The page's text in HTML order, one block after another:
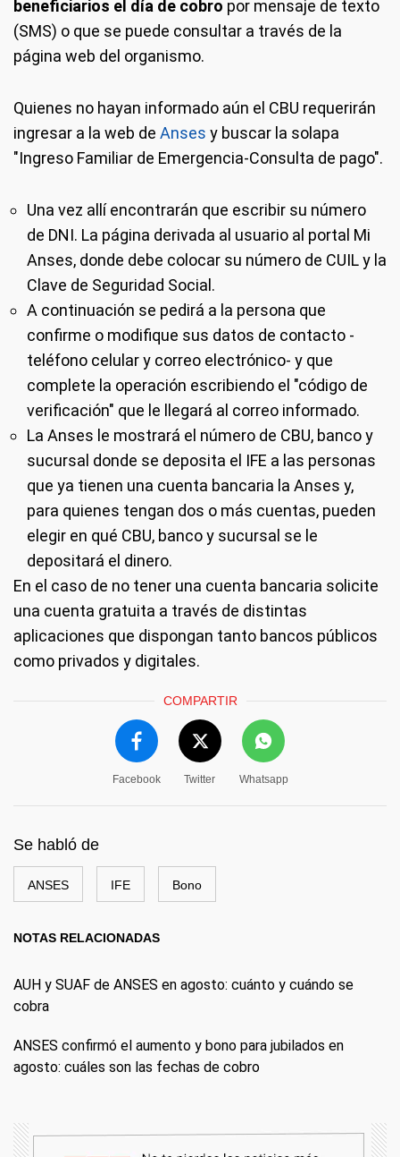
beneficiarios el día de cobro por mensaje de texto
(SMS) o que se puede consultar a través de la
página web del organismo.
Quienes no hayan informado aún el CBU requerirán
ingresar a la web de Anses y buscar la solapa
"Ingreso Familiar de Emergencia-Consulta de pago".
Una vez allí encontrarán que escribir su número
de DNI. La página derivada al usuario al portal Mi
Anses, donde debe colocar su número de CUIL y la
Clave de Seguridad Social.
A continuación se pedirá a la persona que
confirme o modifique sus datos de contacto -
teléfono celular y correo electrónico- y que
complete la operación escribiendo el "código de
verificación" que le llegará al correo informado.
La Anses le mostrará el número de CBU, banco y
sucursal donde se deposita el IFE a las personas
que ya tienen una cuenta bancaria la Anses y,
para quienes tengan dos o más cuentas, pueden
elegir en qué CBU, banco y sucursal se le
depositará el dinero.
En el caso de no tener una cuenta bancaria solicite
una cuenta gratuita a través de distintas
aplicaciones que dispongan tanto bancos públicos
como privados y digitales.
COMPARTIR
Facebook Twitter Whatsapp
Se habló de
ANSES IFE Bono
NOTAS RELACIONADAS
AUH y SUAF de ANSES en agosto: cuánto y cuándo se
cobra
ANSES confirmó el aumento y bono para jubilados en
agosto: cuáles son las fechas de cobro